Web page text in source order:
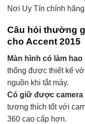
Câu hỏi thường
cho Accent 2015
Màn hình có làm
thống được thiết kế
nguồn khi tắt máy.
Có giữ được camera
tương thích tốt với
360 cao cấp hơn.